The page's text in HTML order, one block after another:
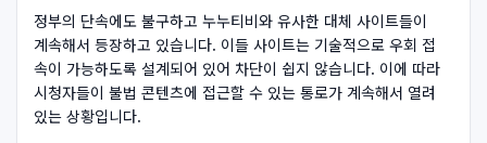
정부의 단속에도 불구하고 누누티비와 유사한 대체 사이트들이
계속해서 등장하고 있습니다. 이들 사이트는 기술적으로 우회 접
속이 가능하도록 설계되어 있어 차단이 쉽지 않습니다. 이에 따라
시청자들이 불법 콘텐츠에 접근할 수 있는 통로가 계속해서 열려
있는 상황입니다.